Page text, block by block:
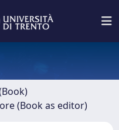
(Book as editor)